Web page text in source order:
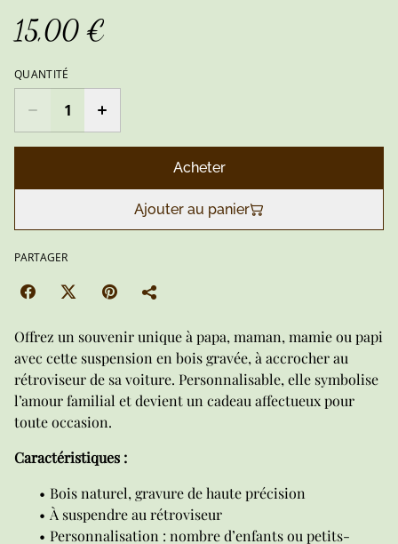
15,00 €
QUANTITÉ
Acheter
Ajouter au panier
PARTAGER
Offrez un souvenir unique à papa, maman, mamie ou papi
avec cette suspension en bois gravée, à accrocher au
rétroviseur de sa voiture. Personnalisable, elle symbolise
l’amour familial et devient un cadeau affectueux pour
toute occasion.
Caractéristiques :
Bois naturel, gravure de haute précision
À suspendre au rétroviseur
Personnalisation : nombre d’enfants ou petits-